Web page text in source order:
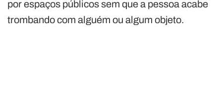
por espaços públicos sem que a pessoa acabe
trombando com alguém ou algum objeto.